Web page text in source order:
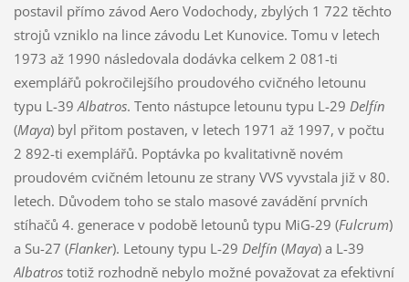
postavil přímo závod Aero Vodochody, zbylých 1 722 těchto
strojů vzniklo na lince závodu Let Kunovice. Tomu v letech
1973 až 1990 následovala dodávka celkem 2 081-ti
exemplářů pokročilejšího proudového cvičného letounu
typu L-39 Albatros. Tento nástupce letounu typu L-29 Delfín
(Maya) byl přitom postaven, v letech 1971 až 1997, v počtu
2 892-ti exemplářů. Poptávka po kvalitativně novém
proudovém cvičném letounu ze strany VVS vyvstala již v 80.
letech. Důvodem toho se stalo masové zavádění prvních
stíhačů 4. generace v podobě letounů typu MiG-29 (Fulcrum)
a Su-27 (Flanker). Letouny typu L-29 Delfín (Maya) a L-39
Albatrostotiž rozhodně nebylo možné považovat za efektivní